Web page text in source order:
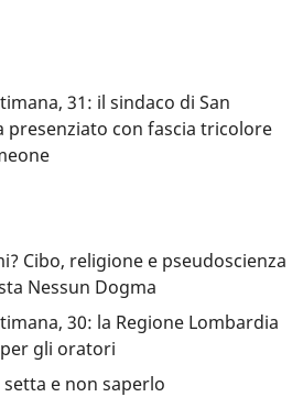
31: il sindaco di San
presenziato con fascia tricolore
Cibo, religione e pseudoscienza
Nessun Dogma
30: la Regione Lombardia
gli oratori
e non saperlo